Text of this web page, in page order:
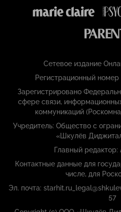
Сетевое издание
Регистрационный
Зарегистрировано
сфере связи,
коммуникаций
Учредитель: Общество с
«Шкулёв
Главный
Контактные данные для
числе, для
Эл. почта:
57